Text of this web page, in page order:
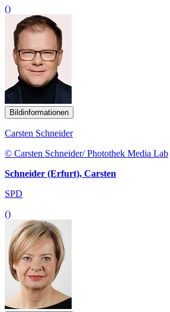
()
Bildinformationen
Carsten Schneider
© Carsten Schneider/ Photothek Media Lab
Schneider (Erfurt), Carsten
SPD
()